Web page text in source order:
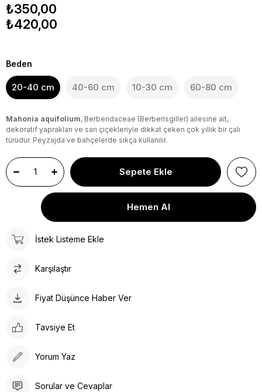
₺350,00
₺420,00
Beden
20-40 cm 40-60 cm 10-30 cm 60-80 cm
Mahonia aquifolium, Berberidaceae (Berberisgiller) ailesine ait,
dekoratif yaprakları ve sarı çiçekleriyle dikkat çeken çok yıllık bir çalı
türüdür. Peyzajda ve bahçelerde sıkça kullanılır.
İstek Listeme Ekle
Karşılaştır
Fiyat Düşünce Haber Ver
Tavsiye Et
Yorum Yaz
Sorular ve Cevaplar